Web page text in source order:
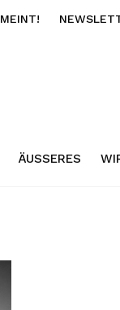
MEINT!
ÄUSSERES